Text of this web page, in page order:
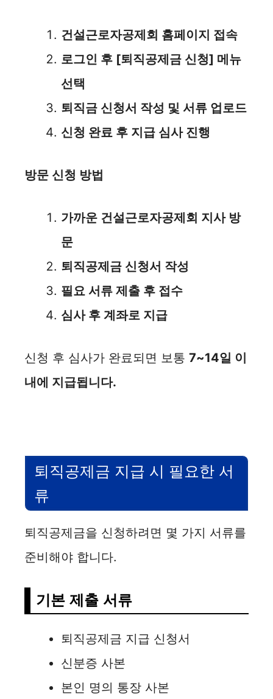
건설근로자공제회 홈페이지 접속
로그인 후 [퇴직공제금 신청] 메뉴
선택
퇴직금 신청서 작성 및 서류 업로드
신청 완료 후 지급 심사 진행
방문 신청 방법
가까운 건설근로자공제회 지사 방
문
퇴직공제금 신청서 작성
필요 서류 제출 후 접수
심사 후 계좌로 지급
신청 후 심사가 완료되면 보통 7~14일 이
내에 지급됩니다.
퇴직공제금 지급 시 필요한 서
류
퇴직공제금을 신청하려면 몇 가지 서류를
준비해야 합니다.
기본 제출 서류
퇴직공제금 지급 신청서
신분증 사본
본인 명의 통장 사본